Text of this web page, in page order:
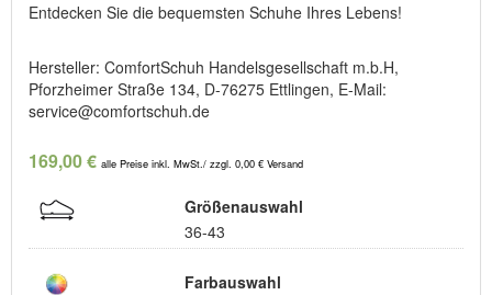
Entdecken Sie die bequemsten Schuhe Ihres Lebens!
Hersteller: ComfortSchuh Handelsgesellschaft m.b.H,
Pforzheimer Straße 134, D-76275 Ettlingen, E-Mail:
service@comfortschuh.de
169,00 € alle Preise inkl. MwSt./ zzgl. 0,00 € Versand
Größenauswahl
36-43
Farbauswahl